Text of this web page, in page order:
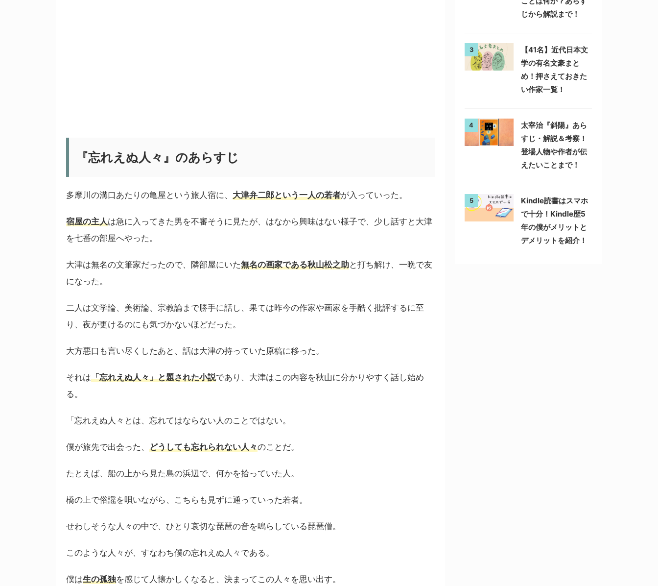
『忘れえぬ人々』のあらすじ
多摩川の溝口あたりの亀屋という旅人宿に、 大津弁二郎という一人の若者が入っていった。
宿屋の主人は急に入ってきた男を不審そうに見たが、はなから興味はない様子で、少し話すと大津
を七番の部屋へやった。
大津は無名の文筆家だったので、隣部屋にいた無名の画家である秋山松之助と打ち解け、一晩で友
になった。
二人は文学論、美術論、宗教論まで勝手に話し、果ては昨今の作家や画家を手酷く批評するに至
り、夜が更けるのにも気づかないほどだった。
大方悪口も言い尽くしたあと、話は大津の持っていた原稿に移った。
それは「忘れえぬ人々」と題された小説であり、大津はこの内容を秋山に分かりやすく話し始め
る。
「忘れえぬ人々とは、忘れてはならない人のことではない。
僕が旅先で出会った、 どうしても忘れられない人々のことだ。
たとえば、船の上から見た島の浜辺で、何かを拾っていた人。
橋の上で俗謡を唄いながら、こちらも見ずに通っていった若者。
せわしそうな人々の中で、ひとり哀切な琵琶の音を鳴らしている琵琶僧。
このような人々が、すなわち僕の忘れえぬ人々である。
僕は生の孤独を感じて人懐かしくなると、決まってこの人々を思い出す。
じから解説まで！
3
【41名】近代日本文
学の有名文豪まと
め！押さえておきた
い作家一覧！
4
太宰治『斜陽』あら
すじ・解説＆考察！
登場人物や作者が伝
えたいことまで！
5
Kindle読書はスマホ
で十分！Kindle歴5
年の僕がメリットと
デメリットを紹介！